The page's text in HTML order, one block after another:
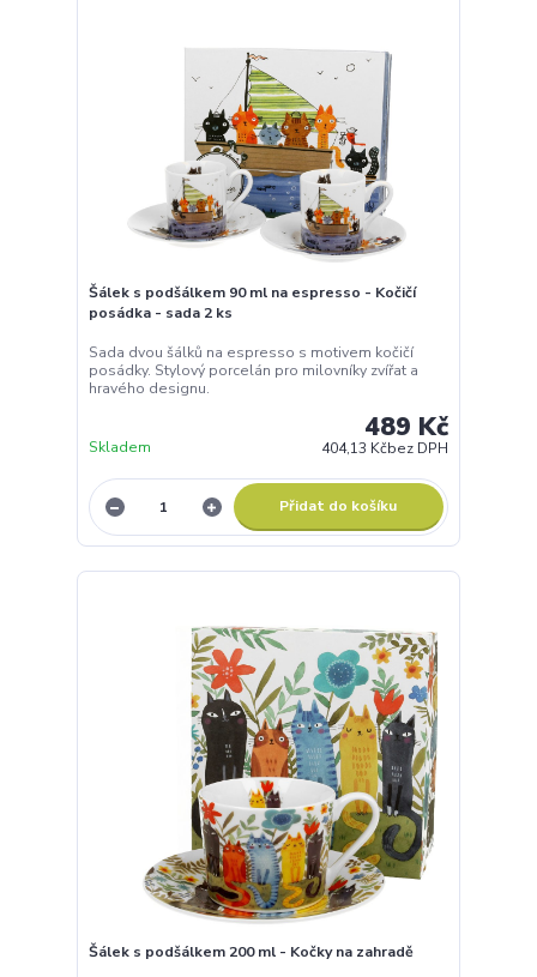
Šálek s podšálkem 90 ml na espresso - Kočičí
posádka - sada 2 ks
Sada dvou šálků na espresso s motivem kočičí
posádky. Stylový porcelán pro milovníky zvířat a
hravého designu.
489 Kč
404,13 Kčbez DPH
Skladem
Přidat do košíku
Šálek s podšálkem 200 ml - Kočky na zahradě